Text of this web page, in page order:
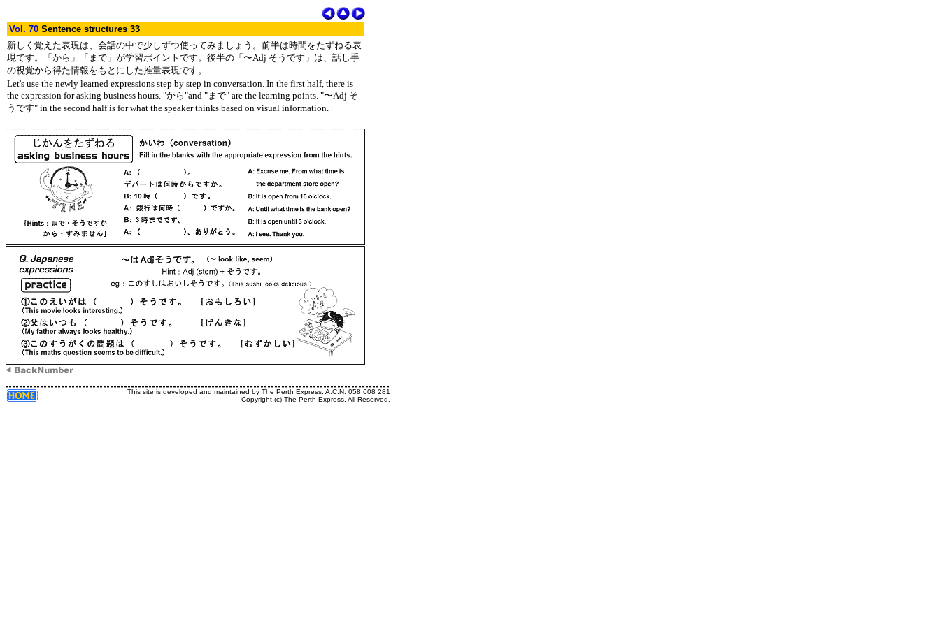
Vol. 70 Sentence structures 33
新しく覚えた表現は、会話の中で少しずつ使ってみましょう。前半は時間をたずねる表
現です。「から」「まで」が学習ポイントです。後半の「〜Adj そうです」は、話し手
の視覚から得た情報をもとにした推量表現です。
Let's use the newly learned expressions step by step in conversation. In the first half, there is
the expression for asking business hours. "から"and "まで" are the learning points. "〜Adj そ
うです" in the second half is for what the speaker thinks based on visual information.
This site is developed and maintained by The Perth Express. A.C.N. 058 608 281
Copyright (c) The Perth Express. All Reserved.